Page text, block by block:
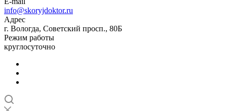
info@skoryjdoktor.ru
Адрес
г. Вологда, Советский просп., 80Б
Режим работы
круглосуточно